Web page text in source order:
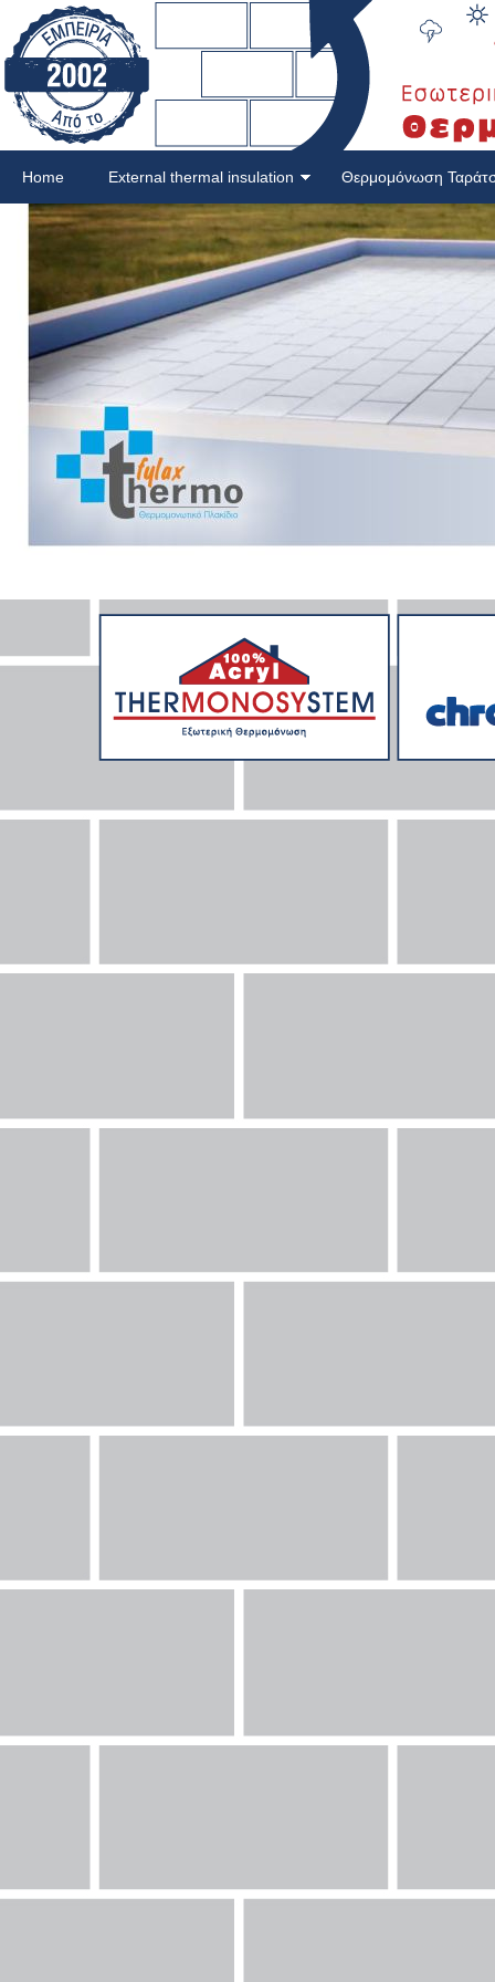
Home External thermal insulation Θερμομόνωση